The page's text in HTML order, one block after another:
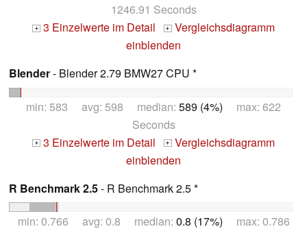
1246.91 Seconds
+ 3 Einzelwerte im Detail + Vergleichsdiagramm
einblenden
Blender- Blender 2.79 BMW27 CPU *
min: 583 avg: 598 median: 589 (4%) max: 622
Seconds
+ 3 Einzelwerte im Detail + Vergleichsdiagramm
einblenden
R Benchmark 2.5- R Benchmark 2.5 *
min: 0.766 avg: 0.8 median: 0.8 (17%) max: 0.786